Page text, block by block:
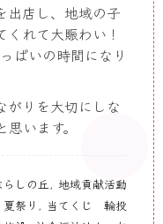
出店し、地域の子
れて大賑わい！
ぱいの時間になり
がりを大切にしな
います。
らしの丘 , 地域貢献活動
夏祭り , 当てくじ 輪投